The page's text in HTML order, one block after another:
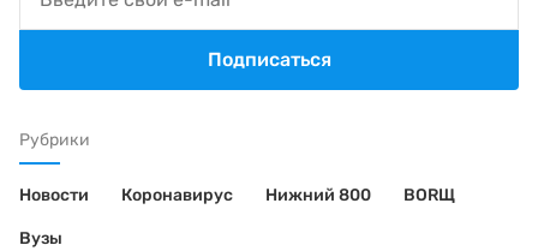
Рубрики
Новости Коронавирус Нижний 800 BORЩ
Вузы
Подписаться